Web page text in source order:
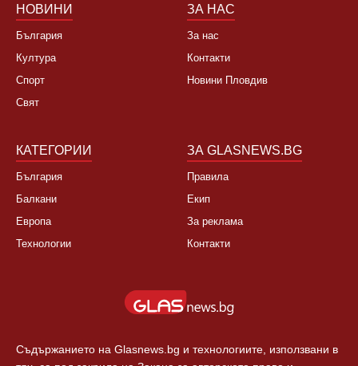
НОВИНИ
България
Култура
Спорт
Свят
ЗА НАС
За нас
Контакти
Новини Пловдив
КАТЕГОРИИ
България
Балкани
Европа
Технологии
ЗА GLASNEWS.BG
Правила
Екип
За реклама
Контакти
Съдържанието на Glasnews.bg и технологиите, използвани в